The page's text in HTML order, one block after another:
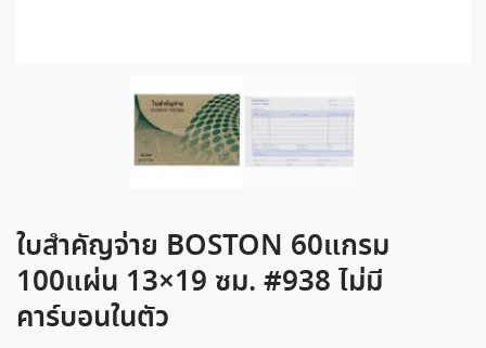
ใบสำคัญจ่าย BOSTON 60แกรม
100แผ่น 13×19 ซม. #938 ไม่มี
คาร์บอนในตัว